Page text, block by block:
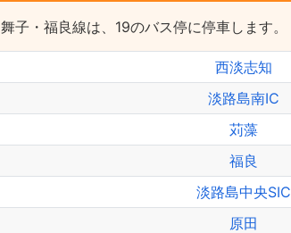
舞子・福良線は、19のバス停に停車します。
西淡志知
淡路島南IC
苅藻
福良
淡路島中央SIC
原田